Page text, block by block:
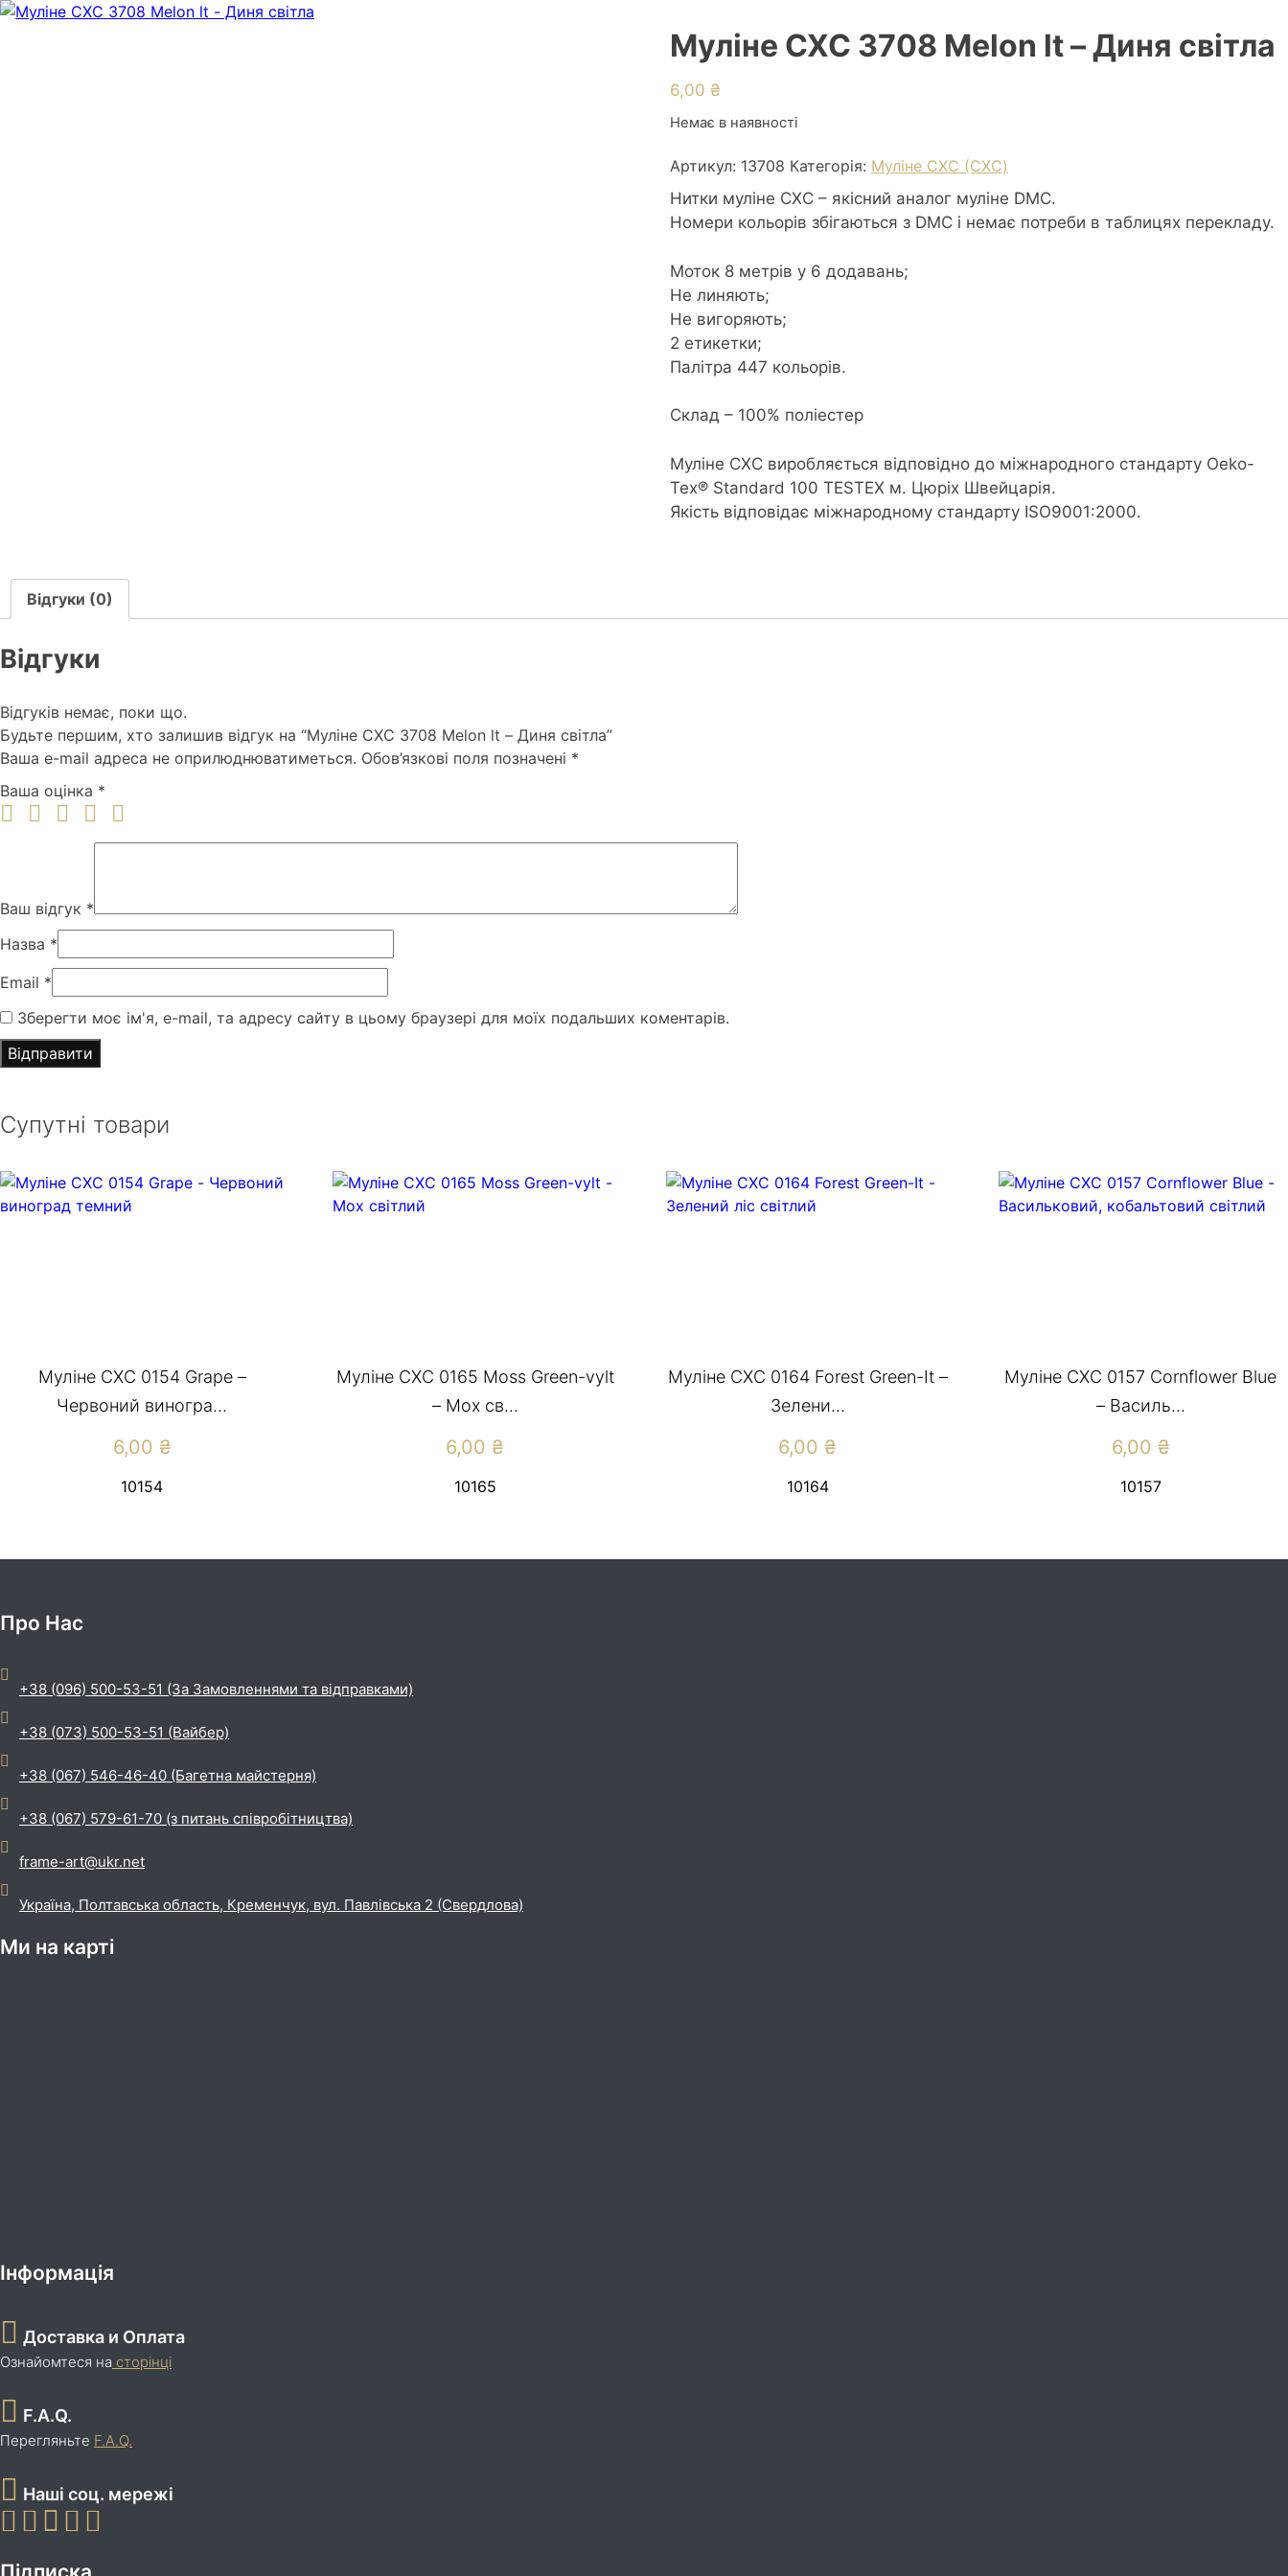
Муліне СХС 3708 Melon lt – Диня світла
6,00 ₴
Немає в наявності
Артикул: 13708 Категорія: Муліне СХС (CXC)
Нитки муліне СХС – якісний аналог муліне DMC.
Номери кольорів збігаються з DMC і немає потреби в таблицях перекладу.
Моток 8 метрів у 6 додавань;
Не линяють;
Не вигоряють;
2 етикетки;
Палітра 447 кольорів.
Склад – 100% поліестер
Муліне CXC виробляється відповідно до міжнародного стандарту Oeko-
Tex® Standard 100 TESTEX м. Цюріх Швейцарія.
Якість відповідає міжнародному стандарту ISO9001:2000.
Відгуки (0)
Відгуки
Відгуків немає, поки що.
Будьте першим, хто залишив відгук на “Муліне СХС 3708 Melon lt – Диня світла”
Ваша e-mail адреса не оприлюднюватиметься. Обов’язкові поля позначені *
Ваша оцінка *
Ваш відгук *
Назва *
Email *
Зберегти моє ім'я, e-mail, та адресу сайту в цьому браузері для моїх подальших коментарів.
Супутні товари
Муліне СХС 0154 Grape –
Червоний виногра...
6,00 ₴
10154
Муліне СХС 0165 Moss Green-vylt
– Мох св...
6,00 ₴
10165
Муліне СХС 0164 Forest Green-It –
Зелени...
6,00 ₴
10164
Муліне СХС 0157 Cornflower Blue
– Василь...
6,00 ₴
10157
Про Нас
+38 (096) 500-53-51 (За Замовленнями та відправками)
+38 (073) 500-53-51 (Вайбер)
+38 (067) 546-46-40 (Багетна майстерня)
+38 (067) 579-61-70 (з питань співробітництва)
frame-art@ukr.net
Україна, Полтавська область, Кременчук, вул. Павлівська 2 (Свердлова)
Ми на карті
Інформація
Доставка и Оплата
Ознайомтеся на сторінці
F.A.Q.
Перегляньте F.A.Q.
Наші соц. мережі